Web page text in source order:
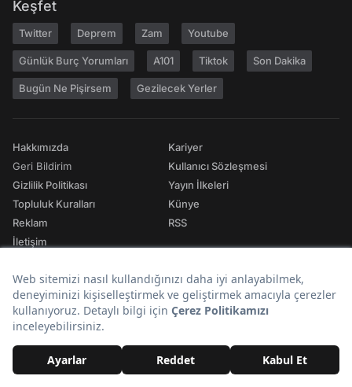
Keşfet
Twitter Deprem Zam Youtube
Günlük Burç Yorumları A101 Tiktok Son Dakika
Bugün Ne Pişirsem Gezilecek Yerler
Hakkımızda
Geri Bildirim
Gizlilik Politikası
Topluluk Kuralları
Reklam
İletişim
Kariyer
Kullanıcı Sözleşmesi
Yayın İlkeleri
Künye
RSS